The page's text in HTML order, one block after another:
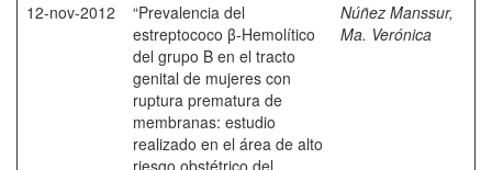
12-nov-2012
“Prevalencia del
estreptococo β-Hemolítico
del grupo B en el tracto
genital de mujeres con
ruptura prematura de
membranas: estudio
realizado en el área de alto
riesgo obstétrico del
Núñez Manssur,
Ma. Verónica